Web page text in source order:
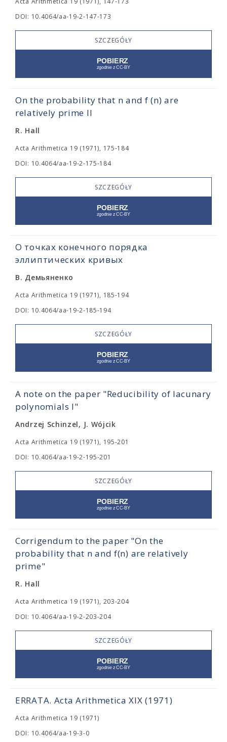
DOI: 10.4064/aa-19-2-147-173
SZCZEGÓŁY
On the probability that n and f (n) are
relatively prime II
R. Hall
Acta Arithmetica 19 (1971), 175-184
DOI: 10.4064/aa-19-2-175-184
SZCZEGÓŁY
О точках конечного порядка
эллиптических кривых
В. Демьяненко
Acta Arithmetica 19 (1971), 185-194
DOI: 10.4064/aa-19-2-185-194
SZCZEGÓŁY
A note on the paper "Reducibility of lacunary
polynomials I"
Andrzej Schinzel, J. Wójcik
Acta Arithmetica 19 (1971), 195-201
DOI: 10.4064/aa-19-2-195-201
SZCZEGÓŁY
Corrigendum to the paper "On the
probability that n and f(n) are relatively
prime"
R. Hall
Acta Arithmetica 19 (1971), 203-204
DOI: 10.4064/aa-19-2-203-204
SZCZEGÓŁY
ERRATA. Acta Arithmetica XIX (1971)
Acta Arithmetica 19 (1971)
DOI: 10.4064/aa-19-3-0